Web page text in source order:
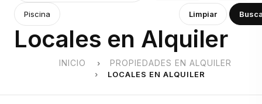
Piscina Limpiar
Locales en Alquiler
INICIO PROPIEDADES EN ALQUILER
LOCALES EN ALQUILER